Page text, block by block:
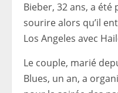
Bieber, 32 ans, a
sourire alors qu’il
Los Angeles avec
Le couple, marié
Blues, un an, a